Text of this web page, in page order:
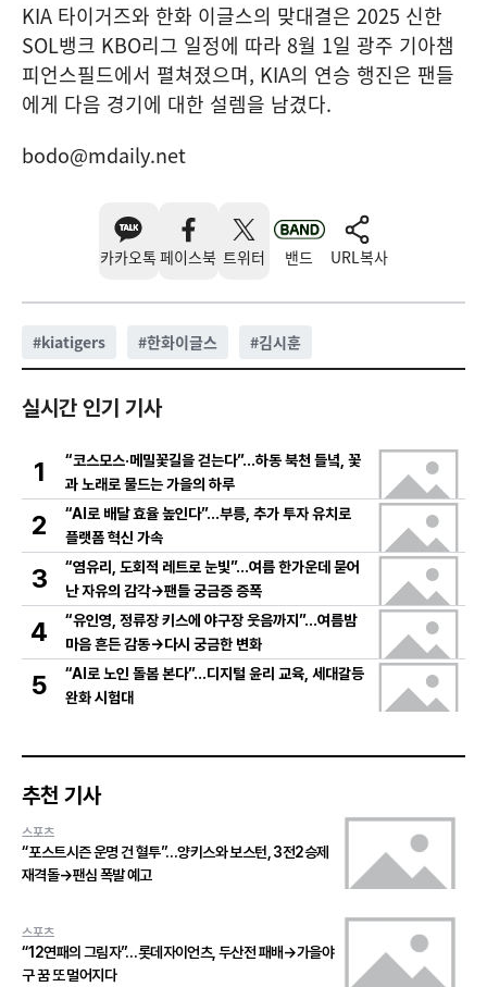
KIA 타이거즈와 한화 이글스의 맞대결은 2025 신한
SOL뱅크 KBO리그 일정에 따라 8월 1일 광주 기아챔
피언스필드에서 펼쳐졌으며, KIA의 연승 행진은 팬들
에게 다음 경기에 대한 설렘을 남겼다.
bodo@mdaily.net
카카오톡 페이스북 트위터 밴드 URL복사
#kiatigers #한화이글스 #김시훈
실시간 인기 기사
1
“코스모스·메밀꽃길을 걷는다”…하동 북천 들녘, 꽃
과 노래로 물드는 가을의 하루
2
“AI로 배달 효율 높인다”…부릉, 추가 투자 유치로
플랫폼 혁신 가속
3
“염유리, 도회적 레트로 눈빛”…여름 한가운데 묻어
난 자유의 감각→팬들 궁금증 증폭
4
“유인영, 정류장 키스에 야구장 웃음까지”…여름밤
마음 흔든 감동→다시 궁금한 변화
5
“AI로 노인 돌봄 본다”…디지털 윤리 교육, 세대갈등
완화 시험대
추천 기사
스포츠
“포스트시즌 운명 건 혈투”…양키스와 보스턴, 3전2승제
재격돌→팬심 폭발 예고
스포츠
“12연패의 그림자”…롯데자이언츠, 두산전 패배→가을야
구 꿈 또 멀어지다